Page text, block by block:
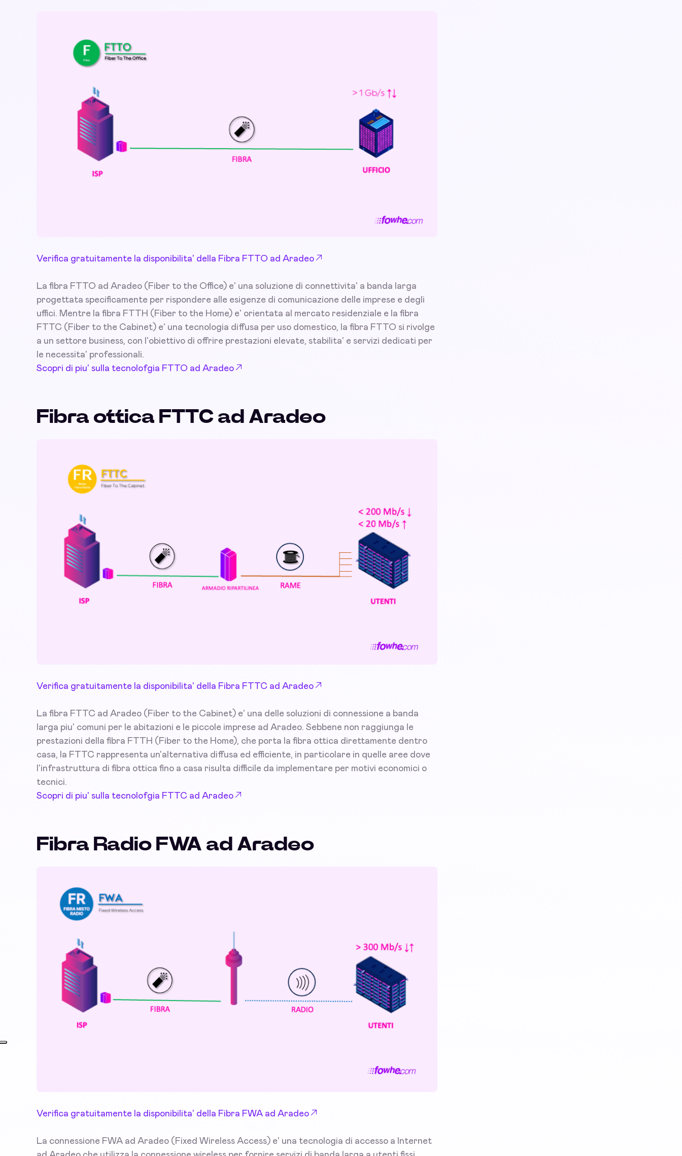
Verifica gratuitamente la disponibilita' della Fibra FTTO ad Aradeo
La fibra FTTO ad Aradeo (Fiber to the Office) e' una soluzione di connettivita' a banda larga
progettata specificamente per rispondere alle esigenze di comunicazione delle imprese e degli
uffici. Mentre la fibra FTTH (Fiber to the Home) e' orientata al mercato residenziale e la fibra
FTTC (Fiber to the Cabinet) e' una tecnologia diffusa per uso domestico, la fibra FTTO si rivolge
a un settore business, con l'obiettivo di offrire prestazioni elevate, stabilita' e servizi dedicati per
le necessita' professionali.
Scopri di piu' sulla tecnolofgia FTTO ad Aradeo
Fibra ottica FTTC ad Aradeo
Verifica gratuitamente la disponibilita' della Fibra FTTC ad Aradeo
La fibra FTTC ad Aradeo (Fiber to the Cabinet) e' una delle soluzioni di connessione a banda
larga piu' comuni per le abitazioni e le piccole imprese ad Aradeo. Sebbene non raggiunga le
prestazioni della fibra FTTH (Fiber to the Home), che porta la fibra ottica direttamente dentro
casa, la FTTC rappresenta un'alternativa diffusa ed efficiente, in particolare in quelle aree dove
l'infrastruttura di fibra ottica fino a casa risulta difficile da implementare per motivi economici o
tecnici.
Scopri di piu' sulla tecnolofgia FTTC ad Aradeo
Fibra Radio FWA ad Aradeo
Verifica gratuitamente la disponibilita' della Fibra FWA ad Aradeo
La connessione FWA ad Aradeo (Fixed Wireless Access) e' una tecnologia di accesso a Internet